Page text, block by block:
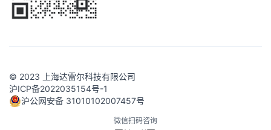
© 2023 上海达雷尔科技有限公司
沪ICP备2022035154号-1
沪公网安备 31010102007457号
微信扫码咨询